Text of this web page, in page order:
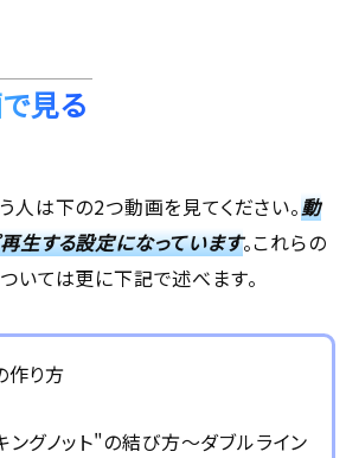
見る
人は下の2つ動画を見てください。動
生する設定になっています。これらの
いては更に下記で述べます。
作り方
グノット"の結び方～ダブルライン